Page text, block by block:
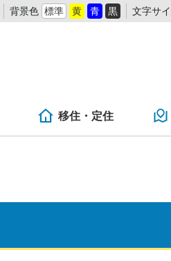
背景色 標準 黄 青 黒 文字サ
移住・定住